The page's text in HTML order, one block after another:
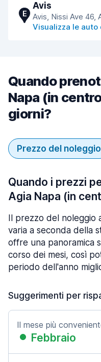
E
Avis
Avis, Nissi Ave 46,
Visualizza le auto
Quando
Napa (in
giorni?
Prezzo del noleggio
Quando i prezzi
Agia Napa (in
Il prezzo del
varia a seconda della
offre una panoramica
corso dei mesi, così
periodo dell'anno
Suggerimenti per
Il mese più
Febbraio